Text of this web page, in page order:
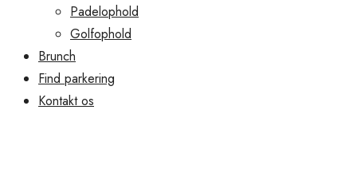
Padelophold
Golfophold
Brunch
Find parkering
Kontakt os